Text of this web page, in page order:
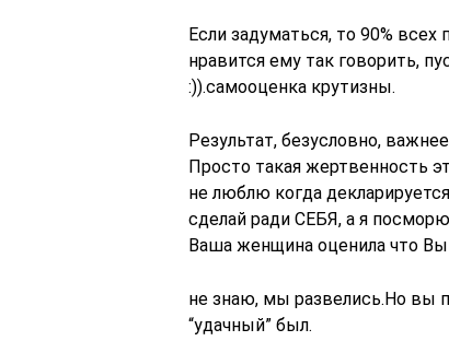
Если задуматься, то 90%
нравится ему так говорить,
:)).самооценка крутизны.
Результат, безусловно,
Просто такая жертвенность
не люблю когда
сделай ради СЕБЯ, а я
Ваша женщина оценила что
не знаю, мы развелись.Но вы
“удачный” был.